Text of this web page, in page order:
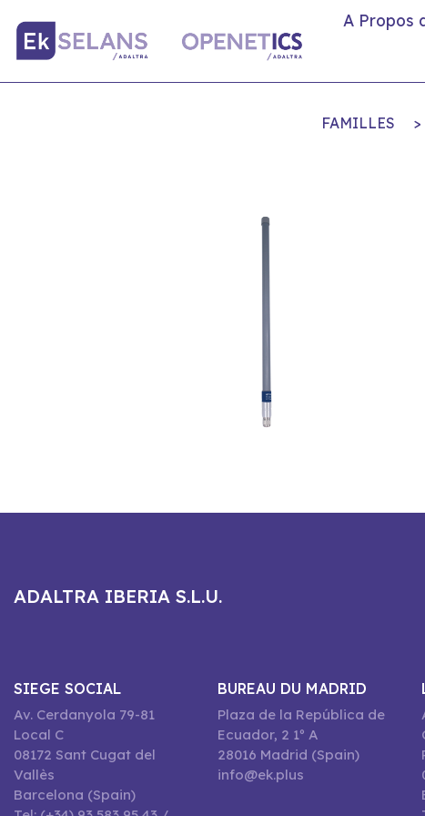
A Propos
FAMILLES >
ADALTRA IBERIA S.L.U.
SIEGE SOCIAL
Av. Cerdanyola 79-81
Local C
08172 Sant Cugat del
Vallès
Barcelona (Spain)
BUREAU DU MADRID
Plaza de la República de
Ecuador, 2 1º A
28016 Madrid (Spain)
info@ek.plus